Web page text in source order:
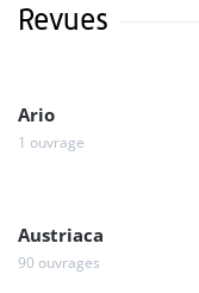
Revues
Ario
1 ouvrage
Austriaca
90 ouvrages